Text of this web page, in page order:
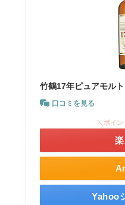
竹鶴17年ピュアモル
口コミを見る
＼ポイン
Yahoo